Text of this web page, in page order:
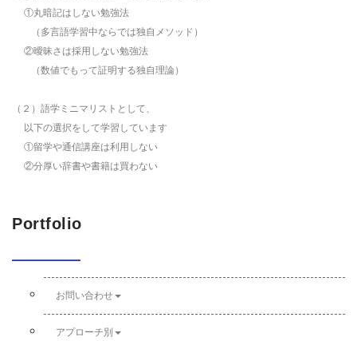
①丸暗記はしない勉強法
（多言語学習中ならでは独自メソッド）
②曖昧さは採用しない勉強法
（数値でもって証明する独自理論）
（２）語学ミニマリストとして、
以下の選択をして学習しています
①留学や通信講座は利用しない
②分厚い辞書や書籍は買わない
Portfolio
お問い合わせ
アプローチ別